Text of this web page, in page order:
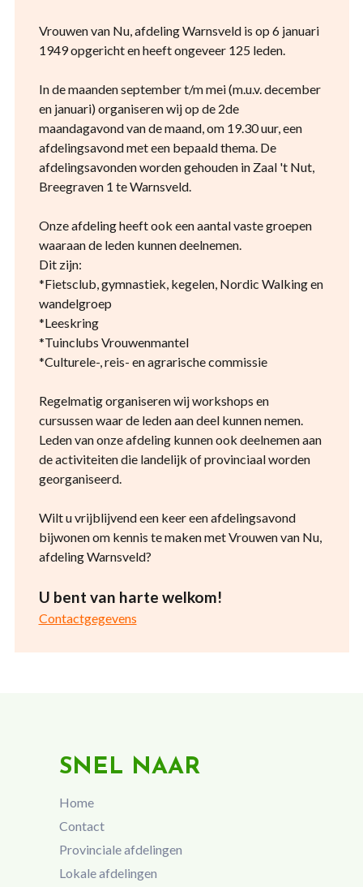
Vrouwen van Nu, afdeling Warnsveld is op 6 januari
1949 opgericht en heeft ongeveer 125 leden.
In de maanden september t/m mei (m.u.v. december
en januari) organiseren wij op de 2de
maandagavond van de maand, om 19.30 uur, een
afdelingsavond met een bepaald thema. De
afdelingsavonden worden gehouden in Zaal 't Nut,
Breegraven 1 te Warnsveld.
Onze afdeling heeft ook een aantal vaste groepen
waaraan de leden kunnen deelnemen.
Dit zijn:
*Fietsclub, gymnastiek, kegelen, Nordic Walking en
wandelgroep
*Leeskring
*Tuinclubs Vrouwenmantel
*Culturele-, reis- en agrarische commissie
Regelmatig organiseren wij workshops en
cursussen waar de leden aan deel kunnen nemen.
Leden van onze afdeling kunnen ook deelnemen aan
de activiteiten die landelijk of provinciaal worden
georganiseerd.
Wilt u vrijblijvend een keer een afdelingsavond
bijwonen om kennis te maken met Vrouwen van Nu,
afdeling Warnsveld?
U bent van harte welkom!
Contactgegevens
SNEL NAAR
Home
Contact
Provinciale afdelingen
Lokale afdelingen